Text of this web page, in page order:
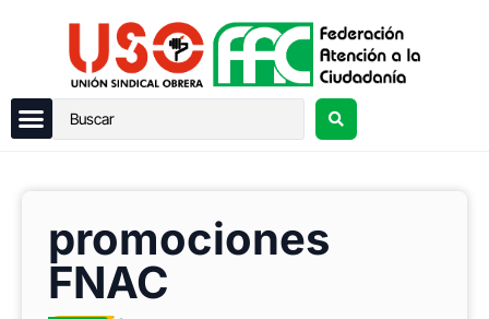
promociones
FNAC